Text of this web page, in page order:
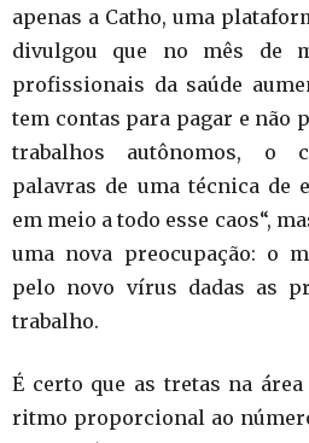
apenas a Catho, uma
divulgou que no mês de
profissionais da saúde
tem contas para pagar e não
trabalhos autônomos, o
palavras de uma técnica de
em meio a todo esse caos“,
uma nova preocupação: o
pelo novo vírus dadas as
trabalho.
É certo que as tretas na
ritmo proporcional ao